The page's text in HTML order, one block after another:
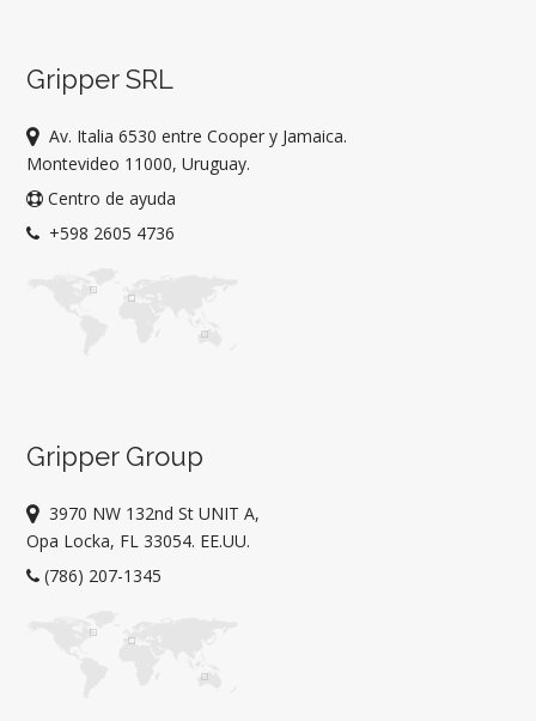
Gripper SRL
Av. Italia 6530 entre Cooper y Jamaica.
Montevideo 11000, Uruguay.
Centro de ayuda
+598 2605 4736
Gripper Group
3970 NW 132nd St UNIT A,
Opa Locka, FL 33054. EE.UU.
(786) 207-1345